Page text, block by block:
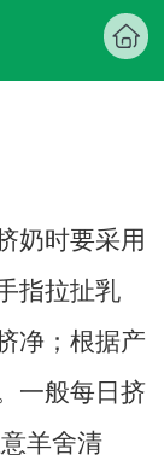
奶时要采用
指拉扯乳
净；根据产
一般每日挤
羊舍清